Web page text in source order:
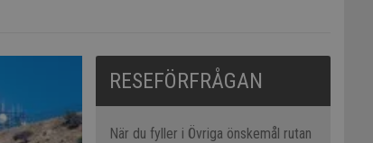
RESEFÖRFRÅGAN
När du fyller i Övriga önskemål rutan